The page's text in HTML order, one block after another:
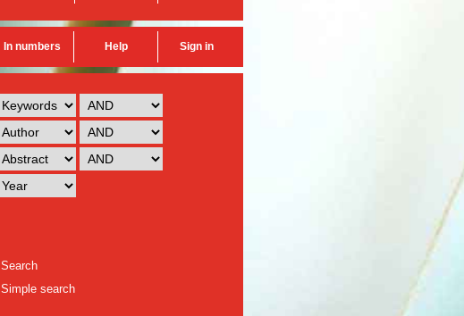
In numbers Help Sign in
Search
Simple search